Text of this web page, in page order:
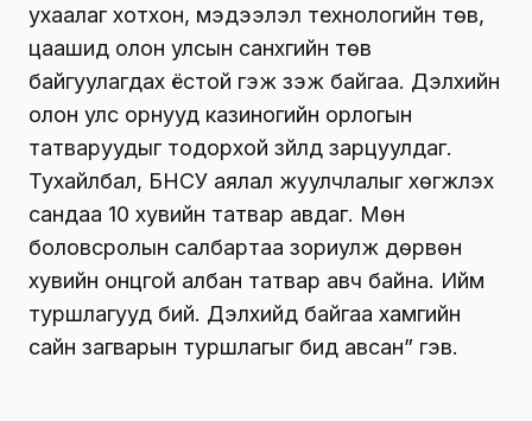
ухаалаг хотхон, мэдээлэл технологийн төв,
цаашид олон улсын санхүүгийн төв
байгуулагдах ёстой гэж үзэж байгаа. Дэлхийн
олон улс орнууд казиногийн орлогын
татваруудыг тодорхой зүйлд зарцуулдаг.
Тухайлбал, БНСУ аялал жуулчлалыг хөгжүүлэх
сандаа 10 хувийн татвар авдаг. Мөн
боловсролын салбартаа зориулж дөрвөн
хувийн онцгой албан татвар авч байна. Ийм
туршлагууд бий. Дэлхийд байгаа хамгийн
сайн загварын туршлагыг бид авсан” гэв.